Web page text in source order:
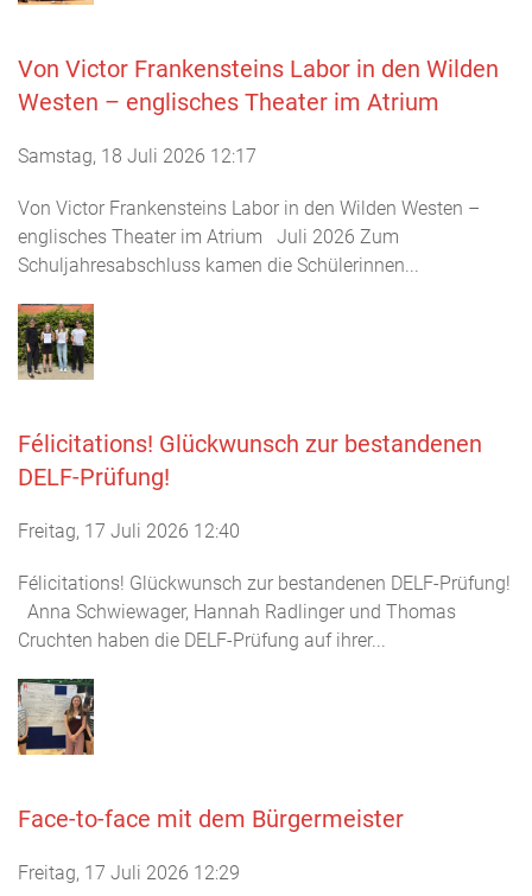
Von Victor Frankensteins Labor in den Wilden
Westen – englisches Theater im Atrium
Samstag, 18 Juli 2026 12:17
Von Victor Frankensteins Labor in den Wilden Westen –
englisches Theater im Atrium Juli 2026 Zum
Schuljahresabschluss kamen die Schülerinnen...
Félicitations! Glückwunsch zur bestandenen
DELF-Prüfung!
Freitag, 17 Juli 2026 12:40
Félicitations! Glückwunsch zur bestandenen DELF-Prüfung!
Anna Schwiewager, Hannah Radlinger und Thomas
Cruchten haben die DELF-Prüfung auf ihrer...
Face-to-face mit dem Bürgermeister
Freitag, 17 Juli 2026 12:29